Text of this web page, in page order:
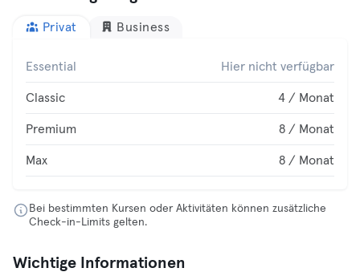
Privat Business
Essential Hier nicht verfügbar
Classic 4 / Monat
Premium 8 / Monat
Max 8 / Monat
Bei bestimmten Kursen oder Aktivitäten können zusätzliche
Check-in-Limits gelten.
Wichtige Informationen